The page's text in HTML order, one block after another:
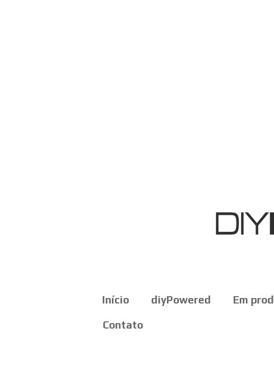
Início diyPowered Em
Contato